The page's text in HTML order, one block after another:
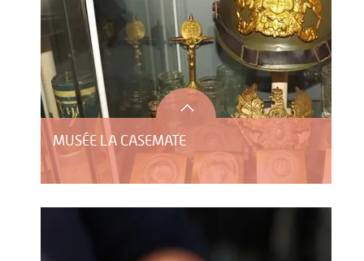
MUSÉE LA CASEMATE